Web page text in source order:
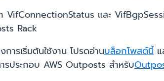
VifConnectionStatus และ
Rack
การเริ่มต้นใช้งาน โปรดอ่านบล็อกโพสต์นี้
ารประกอบ AWS Outposts สำหรับ